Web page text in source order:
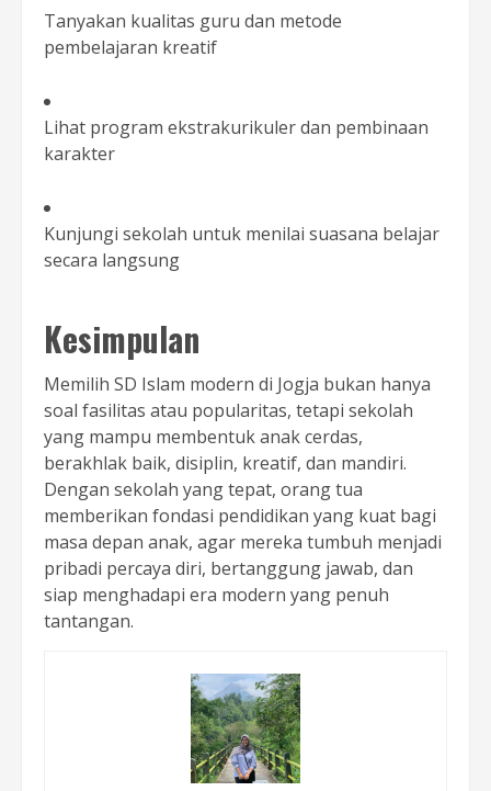
Tanyakan kualitas guru dan metode
pembelajaran kreatif
Lihat program ekstrakurikuler dan pembinaan
karakter
Kunjungi sekolah untuk menilai suasana belajar
secara langsung
Kesimpulan
Memilih SD Islam modern di Jogja bukan hanya
soal fasilitas atau popularitas, tetapi sekolah
yang mampu membentuk anak cerdas,
berakhlak baik, disiplin, kreatif, dan mandiri.
Dengan sekolah yang tepat, orang tua
memberikan fondasi pendidikan yang kuat bagi
masa depan anak, agar mereka tumbuh menjadi
pribadi percaya diri, bertanggung jawab, dan
siap menghadapi era modern yang penuh
tantangan.